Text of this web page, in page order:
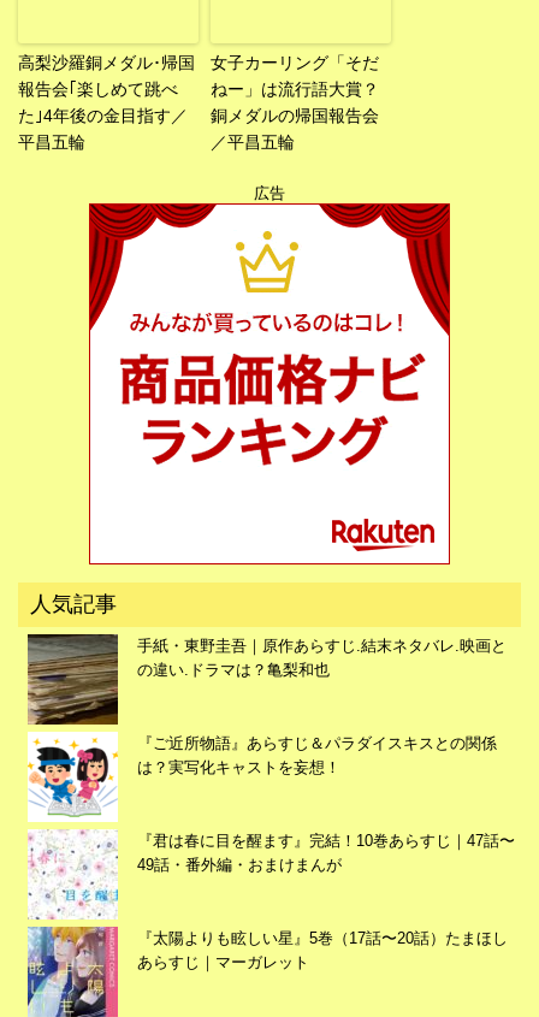
高梨沙羅銅メダル･帰国
報告会｢楽しめて跳べ
た｣4年後の金目指す／
平昌五輪
女子カーリング「そだ
ねー」は流行語大賞？
銅メダルの帰国報告会
／平昌五輪
広告
人気記事
手紙・東野圭吾｜原作あらすじ.結末ネタバレ.映画と
の違い.ドラマは？亀梨和也
『ご近所物語』あらすじ＆パラダイスキスとの関係
は？実写化キャストを妄想！
『君は春に目を醒ます』完結！10巻あらすじ｜47話〜
49話・番外編・おまけまんが
『太陽よりも眩しい星』5巻（17話〜20話）たまほし
あらすじ｜マーガレット